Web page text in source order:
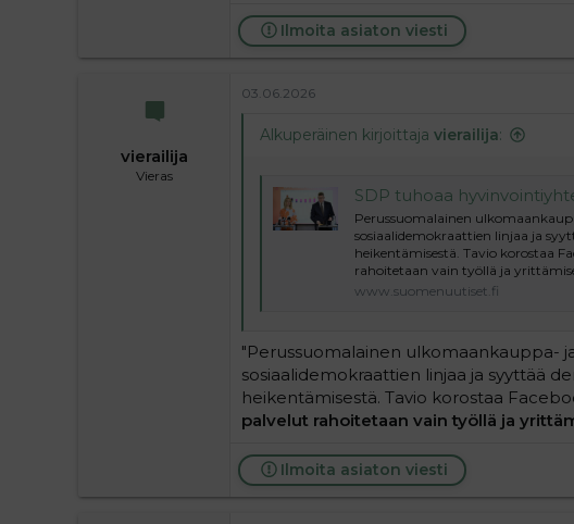
Ilmoita asiaton viesti
vierailija
Vieras
03.06.2026
Alkuperäinen kirjoittaja vierailija:
SDP tuhoaa hyvinvointiyhteiskunnan
Perussuomalainen
sosiaalidemokraattien linjaa ja
heikentämisestä. Tavio korostaa
rahoitetaan vain työllä ja
www.suomenuutiset.fi
"Perussuomalainen ulkomaankauppa-
sosiaalidemokraattien linjaa ja syyttää
heikentämisestä. Tavio korostaa
palvelut rahoitetaan vain työllä ja
Ilmoita asiaton viesti